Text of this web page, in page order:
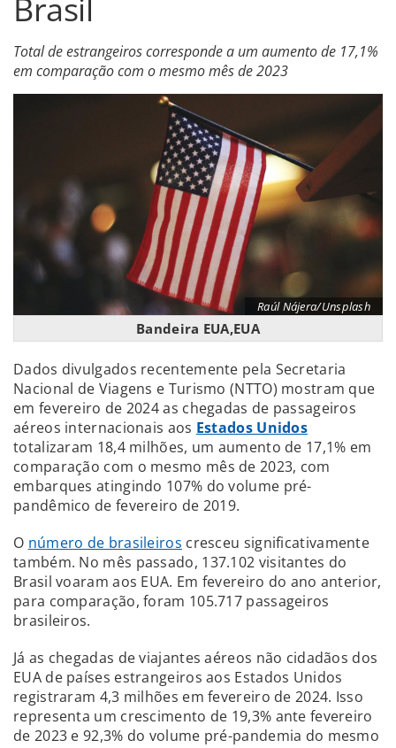
Brasil
Total de estrangeiros corresponde a um aumento de 17,1%
em comparação com o mesmo mês de 2023
Raúl Nájera/Unsplash
Bandeira EUA,EUA
Dados divulgados recentemente pela Secretaria
Nacional de Viagens e Turismo (NTTO) mostram que
em fevereiro de 2024 as chegadas de passageiros
aéreos internacionais aos Estados Unidos
totalizaram 18,4 milhões, um aumento de 17,1% em
comparação com o mesmo mês de 2023, com
embarques atingindo 107% do volume pré-
pandêmico de fevereiro de 2019.
O número de brasileiros cresceu significativamente
também. No mês passado, 137.102 visitantes do
Brasil voaram aos EUA. Em fevereiro do ano anterior,
para comparação, foram 105.717 passageiros
brasileiros.
Já as chegadas de viajantes aéreos não cidadãos dos
EUA de países estrangeiros aos Estados Unidos
registraram 4,3 milhões em fevereiro de 2024. Isso
representa um crescimento de 19,3% ante fevereiro
de 2023 e 92,3% do volume pré-pandemia do mesmo